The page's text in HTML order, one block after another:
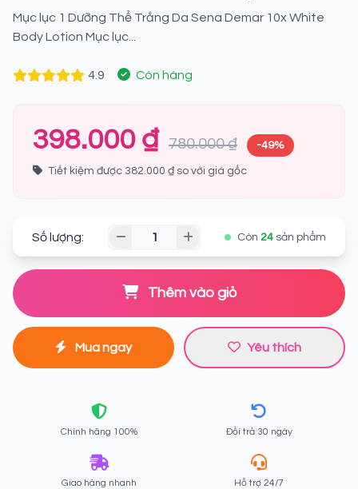
Mục lục 1 Dưỡng Thể Trắng Da Sena Demar 10x White
Body Lotion Mục lục...
4.9 Còn hàng
398.000 ₫ 780.000 ₫ -49%
Tiết kiệm được 382.000 ₫ so với giá gốc
Số lượng: Còn 24 sản phẩm
Thêm vào giỏ
Mua ngay Yêu thích
Chính hãng 100% Đổi trả 30 ngày
Giao hàng nhanh Hỗ trợ 24/7